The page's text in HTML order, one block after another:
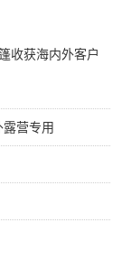
收获海内外客户
营专用